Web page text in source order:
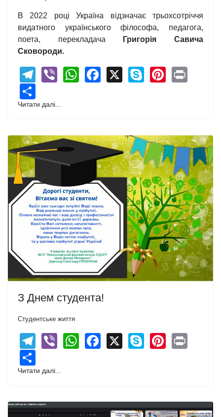
В 2022 році Україна відзначає трьохсотріччя
видатного українського філософа, педагога,
поета, перекладача
Григорія Савича
Сковороди.
Telegram
ViberWhatsApp
Facebook
X Skype
Читати далі...
З Днем студента!
Студентське життя
Telegram
ViberWhatsApp
Facebook
X Skype
Читати далі...